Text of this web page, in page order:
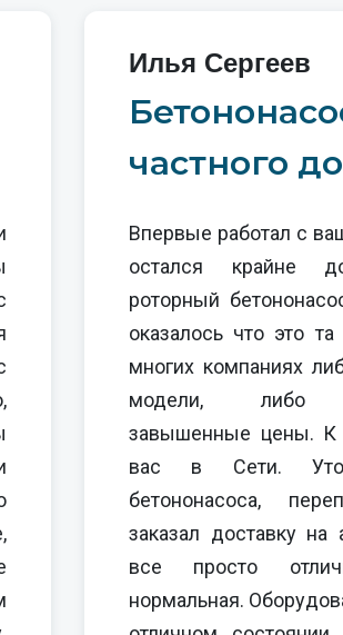
Илья Сергеев
частного
Впервые работал с
остался крайне
роторный
оказалось что это
многих компаниях
модели, либо
завышенные цены. К
вас в Сети.
бетононасоса,
заказал доставку на
все просто
нормальная.